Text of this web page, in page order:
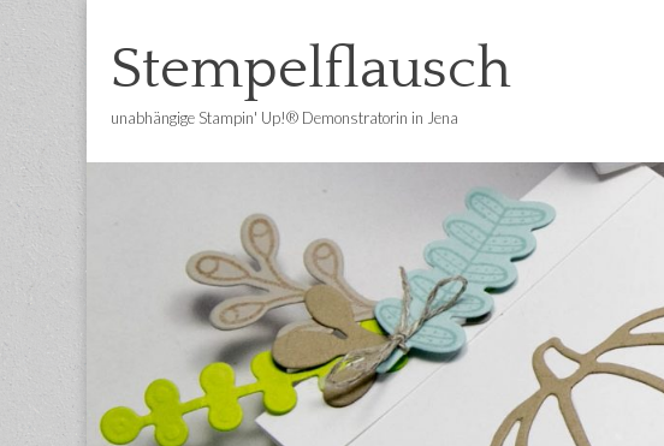
Stempelflausch
unabhängige Stampin' Up!® Demonstratorin in Jena